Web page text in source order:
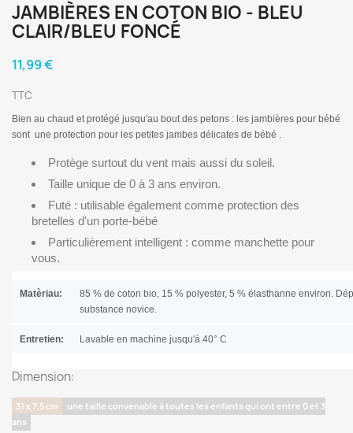
JAMBIÈRES EN COTON BIO - BLEU
CLAIR/BLEU FONCÉ
11,99 €
TTC
Bien au chaud et protégé jusqu'au bout des petons : les jambières pour bébé
sont une protection pour les petites jambes délicates de bébé .
Protège surtout du vent mais aussi du soleil.
Taille unique de 0 à 3 ans environ.
Futé : utilisable également comme protection des
bretelles d'un porte-bébé
Particulièrement intelligent : comme manchette pour
vous.
Matèriau:
85 % de coton bio, 15 % polyester, 5 % élasthanne environ.
substance novice.
Entretien: Lavable en machine jusqu'à 40° C
Dimension:
31 x 7,5 cm
une taille convenable á toutes les enfants qui ont entre 0 et 3
ans